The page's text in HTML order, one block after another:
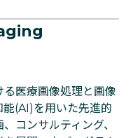
医療画像処理と画像
(AI)を用いた先進的
コンサルティング、